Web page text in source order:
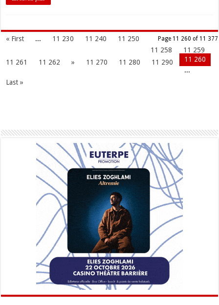
Page 11 260 of 11 377
« First ... 11 230 11 240
11 250
11 258
11 259
11 260
11 261 11 262 » 11 270 11 280
11 290
...
Last »